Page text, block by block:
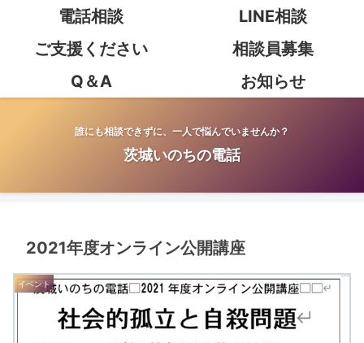
誰にも相談できずに、一人で悩んでいませんか？
茨城いのちの電話
電話相談
LINE相談
ご支援ください
相談員募集
Q＆A
お知らせ
2021年度オンライン公開講座
イベント